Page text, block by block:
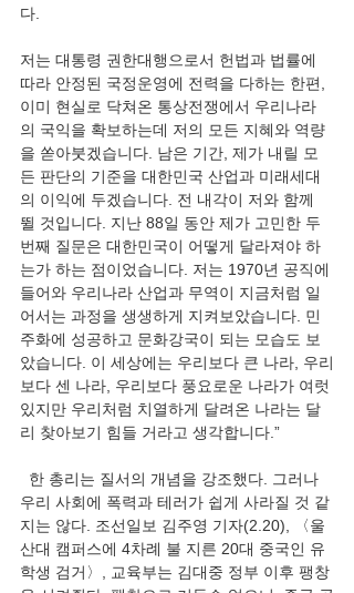
다.
저는 대통령 권한대행으로서 헌법과 법률에
따라 안정된 국정운영에 전력을 다하는 한편,
이미 현실로 닥쳐온 통상전쟁에서 우리나라
의 국익을 확보하는데 저의 모든 지혜와 역량
을 쏟아붓겠습니다. 남은 기간, 제가 내릴 모
든 판단의 기준을 대한민국 산업과 미래세대
의 이익에 두겠습니다. 전 내각이 저와 함께
뛸 것입니다. 지난 88일 동안 제가 고민한 두
번째 질문은 대한민국이 어떻게 달라져야 하
는가 하는 점이었습니다. 저는 1970년 공직에
들어와 우리나라 산업과 무역이 지금처럼 일
어서는 과정을 생생하게 지켜보았습니다. 민
주화에 성공하고 문화강국이 되는 모습도 보
았습니다. 이 세상에는 우리보다 큰 나라, 우리
보다 센 나라, 우리보다 풍요로운 나라가 여럿
있지만 우리처럼 치열하게 달려온 나라는 달
리 찾아보기 힘들 거라고 생각합니다.”
한 총리는 질서의 개념을 강조했다. 그러나
우리 사회에 폭력과 테러가 쉽게 사라질 것 같
지는 않다. 조선일보 김주영 기자(2.20), 〈울
산대 캠퍼스에 4차례 불 지른 20대 중국인 유
학생 검거〉, 교육부는 김대중 정부 이후 팽창